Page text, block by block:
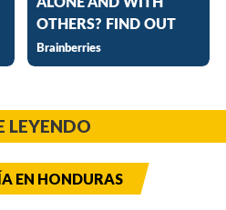
LEYENDO
EN HONDURAS